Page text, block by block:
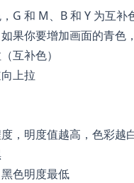
G 和 M、B 和 Y 为互补
果你要增加画面的青色
互补色）
上拉
，明度值越高，色彩越
色明度最低